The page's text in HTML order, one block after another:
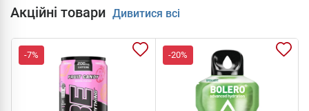
Акційні товари Дивитися всі
-7% -20%